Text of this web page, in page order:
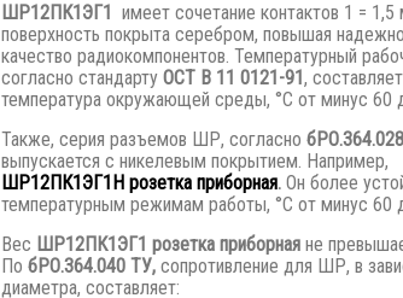
ШР12ПК1ЭГ1 имеет сочетание контактов 1 =
поверхность покрыта серебром, повышая
качество радиокомпонентов. Температурный
согласно стандарту ОСТ В 11 0121-91,
температура окружающей среды, °С от минус 60
Также, серия разъемов ШР, согласно
выпускается с никелевым покрытием. Например,
ШР12ПК1ЭГ1Н розетка приборная. Он более
температурным режимам работы, °С от минус 60
Вес ШР12ПК1ЭГ1 розетка приборная не
По бРО.364.040 ТУ, сопротивление для ШР, в
диаметра, составляет: